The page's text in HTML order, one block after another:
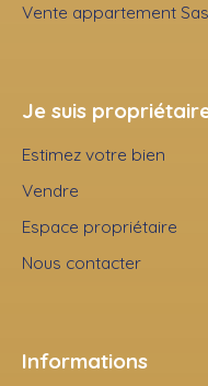
Vente appartement
Je suis
Estimez votre bien
Vendre
Espace propriétaire
Nous contacter
Informations